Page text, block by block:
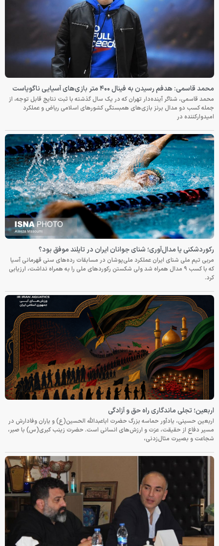
محمد قاسمی: هدفم رسیدن به فینال ۴۰۰ متر بازی‌های آسیایی ناگویاست
محمد قاسمی، شناگر آینده‌دار تهران که در یک سال گذشته با ثبت نتایج قابل توجه، از
جمله کسب دو مدال برنز بازی‌های همبستگی کشورهای اسلامی ریاض و عملکرد
امیدوارکننده در
رکوردشکنی یا مدال‌آوری؛ شنای جوانان ایران در تایلند موفق بود؟
مربی تیم ملی شنای ایران عملکرد ملی‌پوشان در مسابقات رده‌های سنی قهرمانی آسیا
که با کسب ۹ مدال همراه شد ولی شکستن رکوردهای ملی را به همراه نداشت، ارزیابی
کرد.
اربعین؛ تجلی ماندگاری راه حق و آزادگی
اربعین حسینی، یادآور حماسه بزرگ حضرت اباعبدالله الحسین(ع) و یاران وفادارش در
مسیر دفاع از حقیقت، عزت و ارزش‌های انسانی است. حضرت زینب کبری(س) با صبر،
شجاعت و بصیرت مثال‌زدنی،